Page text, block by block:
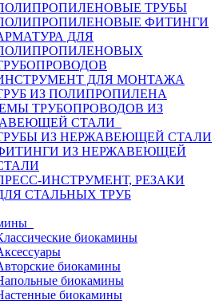
ТРУБЫ
ФИТИНГИ
ДЛЯ
ДЛЯ МОНТАЖА
ИЗ ПОЛИПРОПИЛЕНА
ТРУБОПРОВОДОВ ИЗ
СТАЛИ
ИЗ НЕРЖАВЕЮЩЕЙ СТАЛИ
ИЗ НЕРЖАВЕЮЩЕЙ
ИНСТРУМЕНТ, РЕЗАКИ
СТАЛЬНЫХ ТРУБ
биокамины
биокамины
биокамины
биокамины